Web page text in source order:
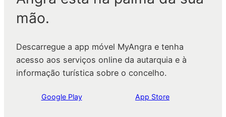
mão.
Descarregue a app móvel MyAngra e tenha
acesso aos serviços online da autarquia e à
informação turística sobre o concelho.
Google Play App Store